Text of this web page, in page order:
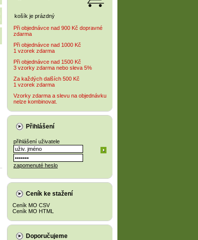
košík je prázdný
Při objednávce nad 900 Kč dopravné
zdarma
Při objednávce nad 1000 Kč
1 vzorek zdarma
Při objednávce nad 1500 Kč
3 vzorky zdarma nebo sleva 5%
Za každých dalších 500 Kč
1 vzorek zdarma
Vzorky zdarma a slevu na objednávku
nelze kombinovat.
Přihlášení
přihlášení uživatele
zapomenuté heslo
Ceník ke stažení
Ceník MO CSV
Ceník MO HTML
Doporučujeme